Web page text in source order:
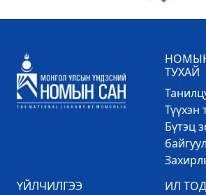
ТУХАЙ
Түүхэн
Бүтэц
ҮЙЛЧИЛГЭЭ
ИЛ